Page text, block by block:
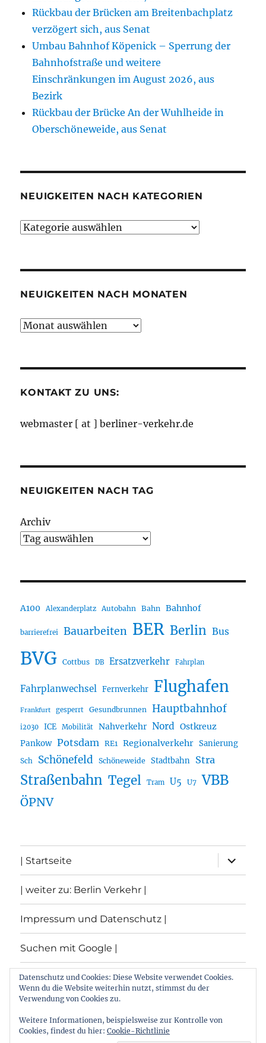
Rückbau der Brücken am Breitenbachplatz
verzögert sich, aus Senat
Umbau Bahnhof Köpenick – Sperrung der
Bahnhofstraße und weitere
Einschränkungen im August 2026, aus
Bezirk
Rückbau der Brücke An der Wuhlheide in
Oberschöneweide, aus Senat
NEUIGKEITEN NACH KATEGORIEN
Neuigkeiten
NEUIGKEITEN NACH MONATEN
Neuigkeiten
KONTAKT ZU UNS:
webmaster [ at ] berliner-verkehr.de
NEUIGKEITEN NACH TAG
Archiv
A100 Alexanderplatz Autobahn Bahn Bahnhof
barrierefrei Bauarbeiten BER Berlin Bus
BVG Cottbus DB Ersatzverkehr Fahrplan
Fahrplanwechsel Fernverkehr Flughafen
Frankfurt gesperrt Gesundbrunnen Hauptbahnhof
i2030 ICE Mobilität Nahverkehr Nord Ostkreuz
Pankow Potsdam RE1 Regionalverkehr Sanierung
Sch Schönefeld Schöneweide Stadtbahn Stra
Straßenbahn Tegel Tram U5 U7 VBB
ÖPNV
| Startseite
öffnen
| weiter zu: Berlin Verkehr |
Impressum und Datenschutz |
Suchen mit Google |
Themen
Datenschutz und Cookies: Diese Website verwendet Cookies.
Wenn du die Website weiterhin nutzt, stimmst du der
Verwendung von Cookies zu.
Weitere Informationen, beispielsweise zur Kontrolle von
Cookies, findest du hier: Cookie-Richtlinie